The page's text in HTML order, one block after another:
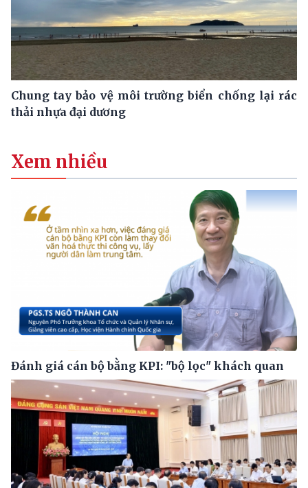
Chung tay bảo vệ môi trường biển chống lại rác
thải nhựa đại dương
Xem nhiều
Đánh giá cán bộ bằng KPI: "bộ lọc" khách quan